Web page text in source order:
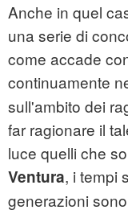
Anche in quel
una serie di
come accade
continuamente
sull'ambito dei
far ragionare il
luce quelli che
Ventura, i tempi
generazioni